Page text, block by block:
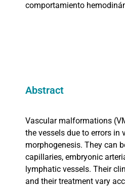
comportamiento
Abstract
Vascular malformations
the vessels due to errors in
morphogenesis. They can
capillaries, embryonic
lymphatic vessels. Their
and their treatment vary